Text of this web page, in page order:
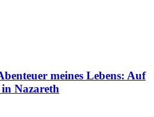
meines Lebens: Auf
Nazareth